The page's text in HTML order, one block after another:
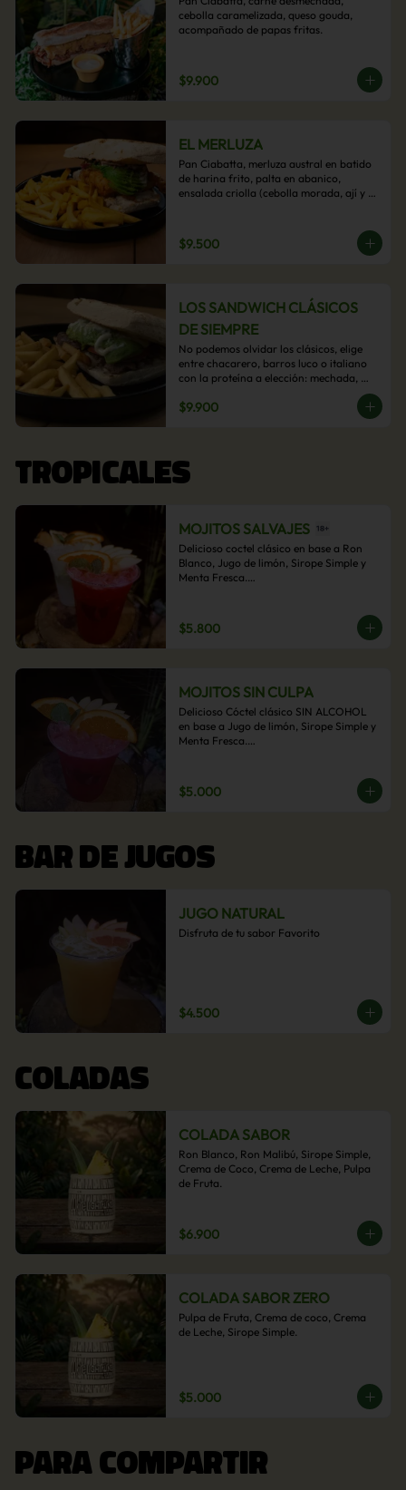
cebolla caramelizada, queso gouda,
acompañado de papas fritas.
$9.900
EL MERLUZA
Pan Ciabatta, merluza austral en batido
de harina frito, palta en abanico,
ensalada criolla (cebolla morada, ají y
$9.500
LOS SANDWICH CLÁSICOS
DE SIEMPRE
No podemos olvidar los clásicos, elige
entre chacarero, barros luco o italiano
con la proteína a elección: mechada,
acompañamiento de papas fritas.
$9.900
TROPICALES
MOJITOS SALVAJES
Delicioso coctel clásico en base a Ron
Blanco, Jugo de limón, Sirope Simple y
Menta Fresca.
$5.800
MOJITOS SIN CULPA
Delicioso Cóctel clásico SIN ALCOHOL
en base a Jugo de limón, Sirope Simple y
Menta Fresca.
$5.000
BAR DE JUGOS
JUGO NATURAL
Disfruta de tu sabor Favorito
$4.500
COLADAS
COLADA SABOR
Ron Blanco, Ron Malibú, Sirope Simple,
Crema de Coco, Crema de Leche, Pulpa
de Fruta.
$6.900
COLADA SABOR ZERO
Pulpa de Fruta, Crema de coco, Crema
de Leche, Sirope Simple.
$5.000
PARA COMPARTIR